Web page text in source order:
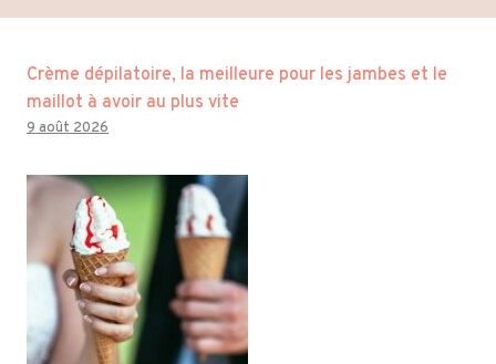
Crème dépilatoire, la meilleure pour les jambes et le
maillot à avoir au plus vite
9 août 2026